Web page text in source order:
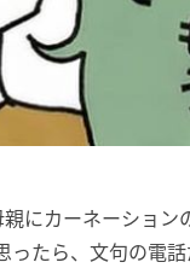
にカーネーション
たら、文句の電